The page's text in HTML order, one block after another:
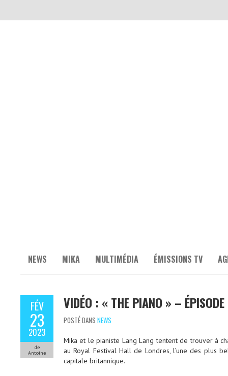
NEWS MIKA MULTIMÉDIA ÉMISSIONS TV
FÉV
23
2023
de
Antoine
VIDÉO : « THE PIANO » –
POSTÉ DANS NEWS
Mika et le pianiste Lang Lang tentent de trouver à
au Royal Festival Hall de Londres, l’une des plus
capitale britannique.